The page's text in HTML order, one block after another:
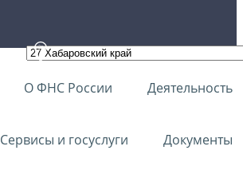
О ФНС России Деятельность
Сервисы и госуслуги Документы